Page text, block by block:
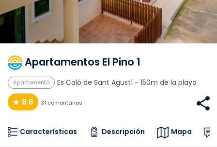
Apartamentos El Pino 1
Apartamento Es Caló de Sant Agustí- 150m de la playa
8.6 31 comentarios
Características Descripción Mapa